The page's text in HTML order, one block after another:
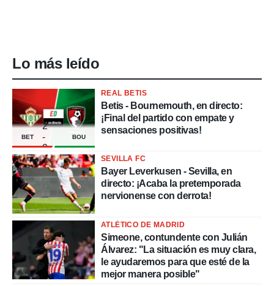
Lo más leído
BET
2
-
2
BOU
REAL BETIS
Betis - Bournemouth, en directo:
¡Final del partido con empate y
sensaciones positivas!
SEVILLA FC
Bayer Leverkusen - Sevilla, en
directo: ¡Acaba la pretemporada
nervionense con derrota!
ATLÉTICO DE MADRID
Simeone, contundente con Julián
Álvarez: "La situación es muy clara,
le ayudaremos para que esté de la
mejor manera posible"